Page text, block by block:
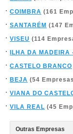
COIMBRA (161
SANTARÉM (147
VISEU (114
ILHA DA MADEIRA
CASTELO BRANCO
BEJA (54
VIANA DO
VILA REAL (45